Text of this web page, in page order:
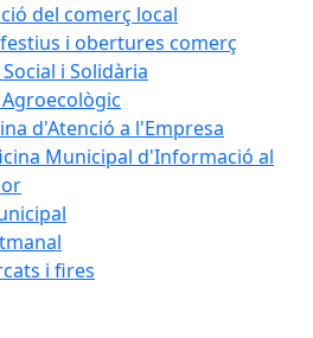
del comerç local
i obertures comerç
i Solidària
d'Atenció a l'Empresa
Municipal d'Informació al
i fires